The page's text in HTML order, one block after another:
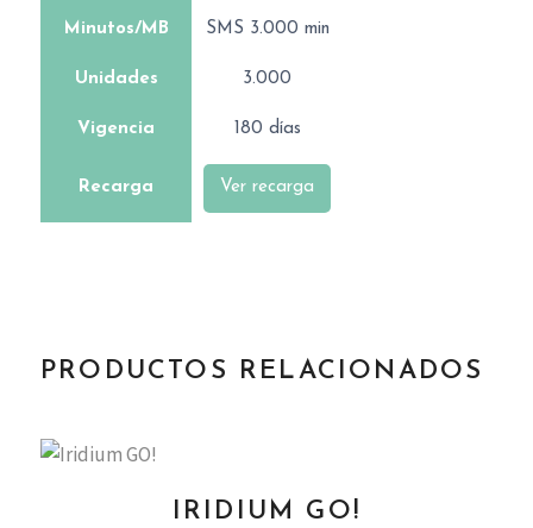
Minutos/MB SMS 3.000 min
Unidades 3.000
Vigencia 180 días
Recarga Ver recarga
PRODUCTOS RELACIONADOS
IRIDIUM GO!